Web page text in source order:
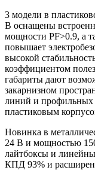
3 модели в
В оснащены
мощности PF>0.9, а
повышает
высокой
коэффициентом
габариты дают
закарнизном
линий и профильных
пластиковым
Новинка в
24 В и мощностью
лайтбоксы и
КПД 93% и